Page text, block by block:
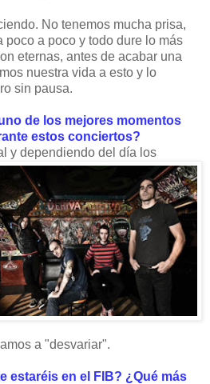
No tenemos mucha prisa,
poco a poco y todo dure lo más
eternas, antes de acabar una
nuestra vida a esto y lo
sin pausa.
de los mejores momentos
estos conciertos?
y dependiendo del día los
a "desvariar".
estaréis en el FIB? ¿Qué más